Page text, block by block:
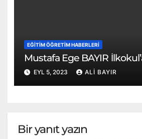
EĞITIM ÖĞRETIM HABERLERI
Mustafa Ege BAYIR
EYL 5, 2023 ALI BAYIR
Bir yanıt yazın